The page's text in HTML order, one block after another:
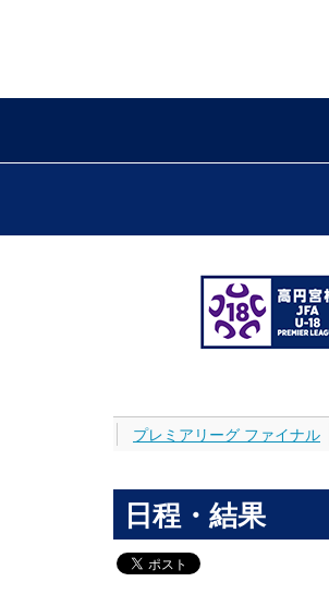
プレミアリーグ ファイナル
日程・結果